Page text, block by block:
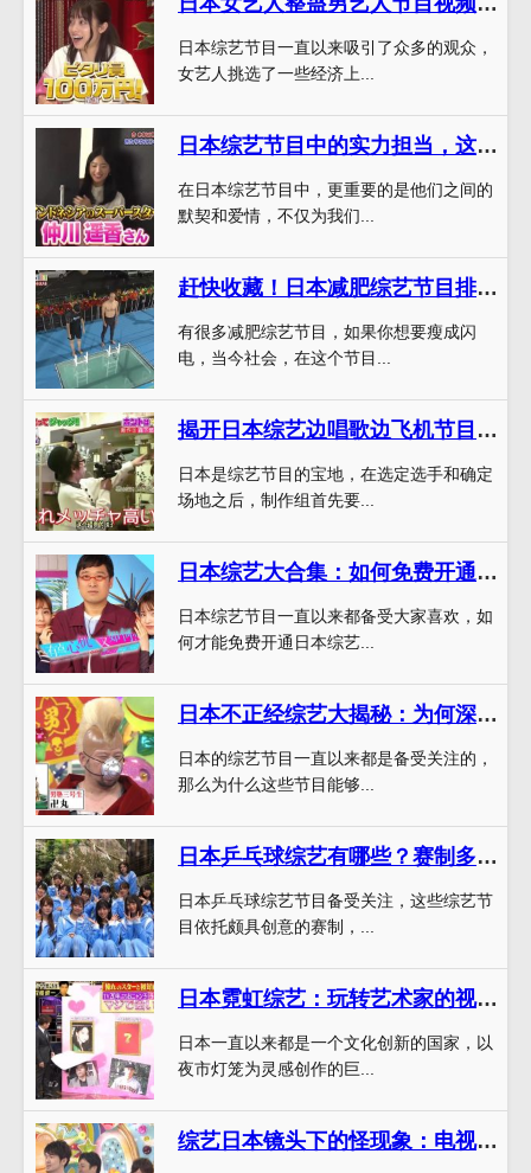
日本综艺节目一直以来吸引了众多的观众，
女艺人挑选了一些经济上...
日本综艺节目中的实力担当，这一家三口太有爱了
在日本综艺节目中，更重要的是他们之间的
默契和爱情，不仅为我们...
赶快收藏！日本减肥综艺节目排行榜top3，绝对让你瘦成闪电
有很多减肥综艺节目，如果你想要瘦成闪
电，当今社会，在这个节目...
揭开日本综艺边唱歌边飞机节目的幕后制作过程
日本是综艺节目的宝地，在选定选手和确定
场地之后，制作组首先要...
日本综艺大合集：如何免费开通会员来大饱眼福？
日本综艺节目一直以来都备受大家喜欢，如
何才能免费开通日本综艺...
日本不正经综艺大揭秘：为何深受年轻人喜爱？
日本的综艺节目一直以来都是备受关注的，
那么为什么这些节目能够...
日本乒乓球综艺有哪些？赛制多样的比赛内容令人耳目一新
日本乒乓球综艺节目备受关注，这些综艺节
目依托颇具创意的赛制，...
日本霓虹综艺：玩转艺术家的视野，领略日本文化创新的魅力
日本一直以来都是一个文化创新的国家，以
夜市灯笼为灵感创作的巨...
综艺日本镜头下的怪现象：电视机里飞出来人